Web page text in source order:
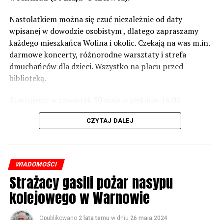
zabezpieczeń. Dopóki nie będzie tych przekroczonych
norm dopuszczalnego hałasu, no to nie możemy nic
zrobić. Tam są odpowiednie normy – 61 i 56 decybeli –
zaznacza.
Foto: Wojciech Basałygo
Nastolatkiem można się czuć niezależnie od daty
wpisanej w dowodzie osobistym , dlatego zapraszamy
każdego mieszkańca Wolina i okolic. Czekają na was m.in.
darmowe koncerty, różnorodne warsztaty i strefa
dmuchańców dla dzieci. Wszystko na placu przed
biblioteką.
występami zespołów „Yellow” i „Specyficzni”.
CZYTAJ DALEJ
WIADOMOŚCI
Strażacy gasili pożar nasypu
kolejowego w Warnowie
Opublikowano 2 lata temu w dniu 26 maja 2024